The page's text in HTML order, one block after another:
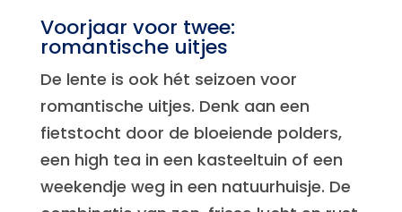
Voorjaar voor twee:
romantische uitjes
De lente is ook hét seizoen voor
romantische uitjes. Denk aan een
fietstocht door de bloeiende polders,
een high tea in een kasteeltuin of een
weekendje weg in een natuurhuisje. De